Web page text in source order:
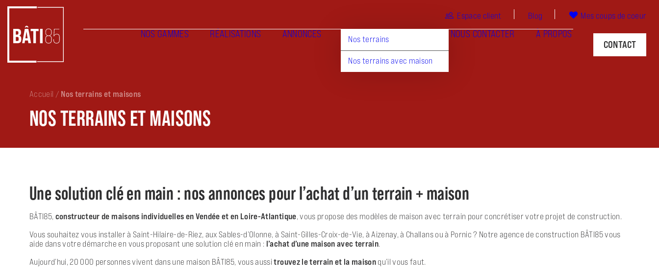
Espace client Blog Mes coups de coeur
NOS GAMMES RÉALISATIONS ANNONCES Nos terrains
Nos terrains avec maison
NOUS CONTACTER
À PROPOS
CONTACT
Accueil / Nos terrains et maisons
NOS TERRAINS ET MAISONS
Une solution clé en main : nos annonces pour l’achat d’un terrain + maison
BÂTI85, constructeur de maisons individuelles en Vendée et en Loire-Atlantique, vous propose des modèles de maison avec terrain pour concrétiser votre projet de construction.
Vous souhaitez vous installer à Saint-Hilaire-de-Riez, aux Sables-d’Olonne, à Saint-Gilles-Croix-de-Vie, à Aizenay, à Challans ou à Pornic ? Notre agence de construction BÂTI85 vous
aide dans votre démarche en vous proposant une solution clé en main : l’achat d’une maison avec terrain.
Aujourd’hui, 20 000 personnes vivent dans une maison BÂTI85, vous aussitrouvez le terrain et la maison qu’il vous faut.